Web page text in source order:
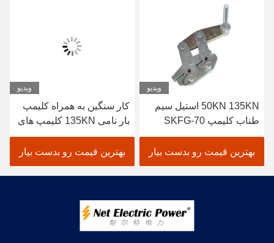
ویدیو
50KN 135KN استیل سیم
طناب کلیمپ SKFG-70
گالوانیزه کابل کلیمپ
بهترین قیمت رو بدست بیار
ویدیو
کار سنگین به همراه کلیمپ
بار نامی 135KN کلیمپ های
خود گیرنده
بهترین قیمت رو بدست بیار